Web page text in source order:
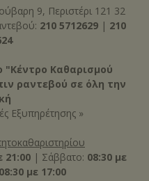
9, Περιστέρι 121 32
210 5712629 | 210
"Κέντρο Καθαρισμού
ραντεβού σε όλη την
Εξυπηρέτησης »
21:00 | Σάββατο: 08:30 με
08:30 με 17:00